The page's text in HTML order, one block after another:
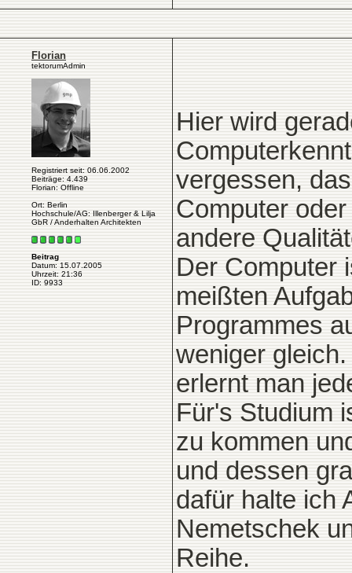
Florian
tektorumAdmin
Registriert seit: 06.06.2002
Beiträge: 4.439
Florian: Offline
Ort: Berlin
Hochschule/AG: Illenberger & Lilja
GbR / Anderhalten Architekten
Beitrag
Datum: 15.07.2005
Uhrzeit: 21:36
ID: 9933
Hier wird
vergessen,
Computer
andere
Der Computer
meißten
Programmes
weniger
erlernt man
Für's Studium
zu kommen
und dessen
dafür halte ich
Nemetschek
Reihe.